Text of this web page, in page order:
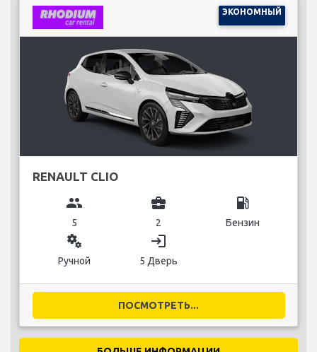
ЭКОНОМНЫЙ
RENAULT CLIO
group
5
business_center
2
local_gas_station
Бензин
miscellaneous_services
Ручной
login
5 Дверь
ПОСМОТРЕТЬ...